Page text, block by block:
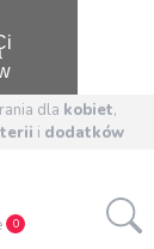
dla kobiet,
i dodatków
0